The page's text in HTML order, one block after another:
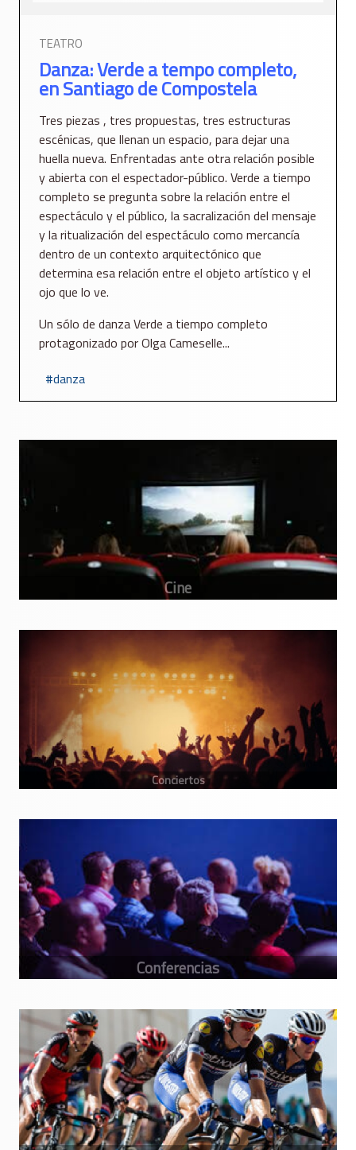
TEATRO
Danza: Verde a tempo completo,
en Santiago de Compostela
Tres piezas , tres propuestas, tres estructuras
escénicas, que llenan un espacio, para dejar una
huella nueva. Enfrentadas ante otra relación posible
y abierta con el espectador-público. Verde a tiempo
completo se pregunta sobre la relación entre el
espectáculo y el público, la sacralización del mensaje
y la ritualización del espectáculo como mercancía
dentro de un contexto arquitectónico que
determina esa relación entre el objeto artístico y el
ojo que lo ve.
Un sólo de danza Verde a tiempo completo
protagonizado por Olga Cameselle...
danza